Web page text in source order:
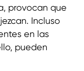
provocan que
Incluso
en las
pueden